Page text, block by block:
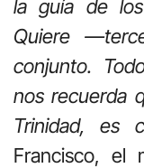
la guía de
Quiere
conjunto.
nos recuerda
Trinidad, es
Francisco, el